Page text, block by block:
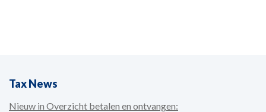
Tax News
Nieuw in Overzicht betalen en ontvangen: